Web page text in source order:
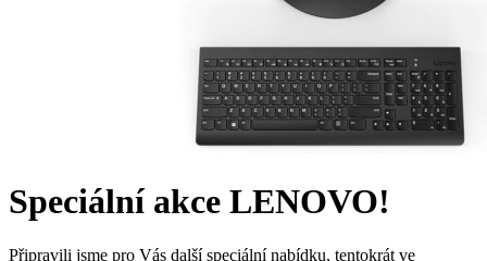
Speciální akce LENOVO!
Připravili jsme pro Vás další speciální nabídku, tentokrát ve